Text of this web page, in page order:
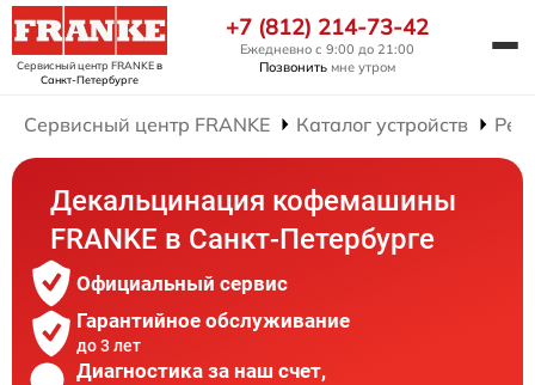
Сервисный центр FRANKEв
Санкт-Петербурге
+7 (812) 214-73-42
Ежедневно с 9:00 до 21:00
Позвонить мне утром
Сервисный центр FRANKE Каталог устройств
Декальцинация кофемашины
FRANKE в Санкт-Петербурге
Официальный сервис
Гарантийное обслуживание
до 3 лет
Диагностика за наш счет,